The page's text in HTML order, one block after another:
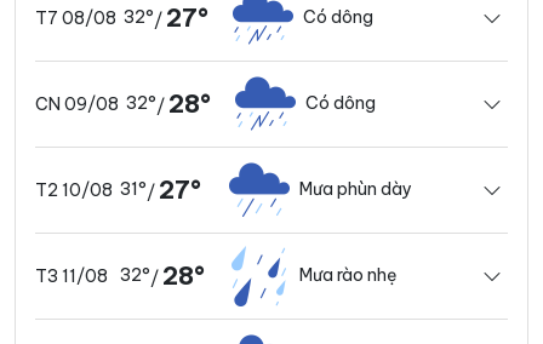
T7 08/08 32°/ 27° Có dông
CN 09/08 32°/ 28° Có dông
T2 10/08 31°/ 27° Mưa phùn dày
T3 11/08 32°/ 28° Mưa rào nhẹ